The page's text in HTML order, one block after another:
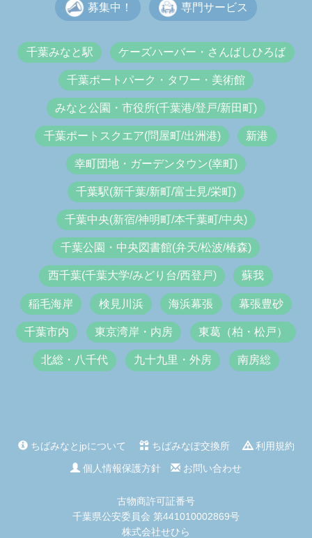
募集中！ 専門サービス
千葉みなと駅 ケーズハーバー・さんばしひろば
千葉ポートパーク・タワー・美術館
みなと公園・市役所(千葉港/登戸/新田町)
千葉ポートスクエア(問屋町/出洲港) 新港
幸町団地・ガーデンタウン(幸町)
千葉駅(新千葉/新町/富士見/栄町)
千葉中央(新宿/神明町/本千葉町/中央)
千葉公園・中央図書館(弁天/松波/椿森)
西千葉(千葉大学/みどり台/西登戸) 蘇我
稲毛海岸 検見川浜 海浜幕張 幕張豊砂
千葉市内 東京湾岸・内房 東葛（柏・松戸）
北総・八千代 九十九里・外房 南房総
ちばみなとjpについて ちばみなぽ交換所
利用規約
個人情報保護方針
お問い合わせ
古物商許可証番号
千葉県公安委員会 第441010002869号
株式会社せひら